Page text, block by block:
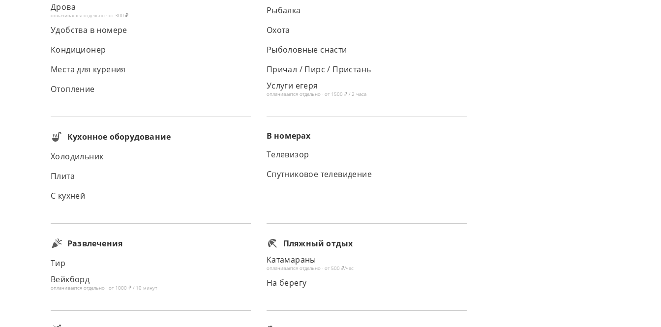
Дрова
оплачивается отдельно · от 300 ₽
Удобства в номере
Кондиционер
Места для курения
Отопление
Рыбалка
Охота
Рыболовные снасти
Причал / Пирс / Пристань
Услуги егеря
оплачивается отдельно · от 1500 ₽ / 2 часа
Кухонное оборудование
Холодильник
Плита
С кухней
В номерах
Телевизор
Спутниковое телевидение
Развлечения
Тир
Вейкборд
оплачивается отдельно · от 1000 ₽ / 10 минут
Пляжный отдых
Катамараны
оплачивается отдельно · от 500 ₽/час
На берегу